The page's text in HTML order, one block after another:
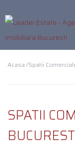
Acasa /Spatii
SPATII